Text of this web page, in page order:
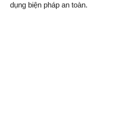
dụng biện pháp an toàn.